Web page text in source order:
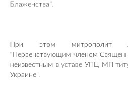
Блаженства".
При этом митрополит
"Первенствующим членом
неизвестным в уставе УПЦ МП
Украине".